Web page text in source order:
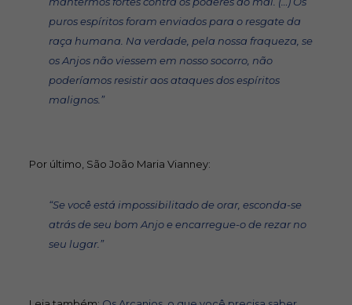
puros espíritos foram enviados para o resgate da
raça humana. Na verdade, pela nossa fraqueza, se
os Anjos não viessem em nosso socorro, não
poderíamos resistir aos ataques dos espíritos
malignos.”
Por último, São João Maria Vianney:
“Se você está impossibilitado de orar, esconda-se
atrás de seu bom Anjo e encarregue-o de rezar no
seu lugar.”